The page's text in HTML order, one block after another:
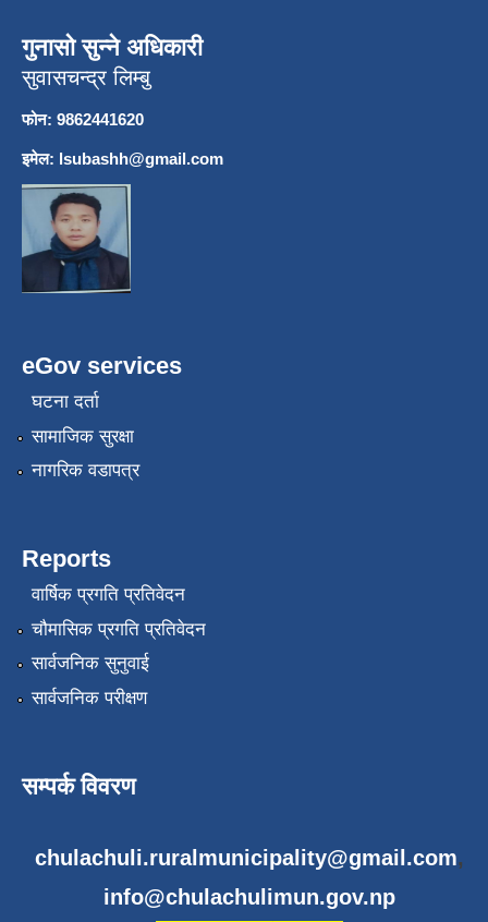
गुनासो सुन्ने अधिकारी
सुवासचन्द्र लिम्बु
फोन: 9862441620
इमेल: lsubashh@gmail.com
eGov services
घटना दर्ता
सामाजिक सुरक्षा
नागरिक वडापत्र
Reports
वार्षिक प्रगति प्रतिवेदन
चौमासिक प्रगति प्रतिवेदन
सार्वजनिक सुनुवाई
सार्वजनिक परीक्षण
सम्पर्क विवरण
chulachuli.ruralmunicipality@gmail.com,
info@chulachulimun.gov.np